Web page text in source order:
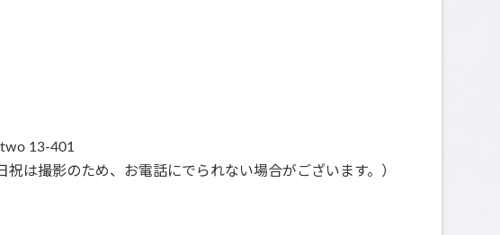
13-401
祝は撮影のため、お電話にでられない場合がございます。）